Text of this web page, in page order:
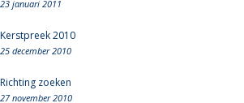
23 januari 2011
Kerstpreek 2010
25 december 2010
Richting zoeken
27 november 2010